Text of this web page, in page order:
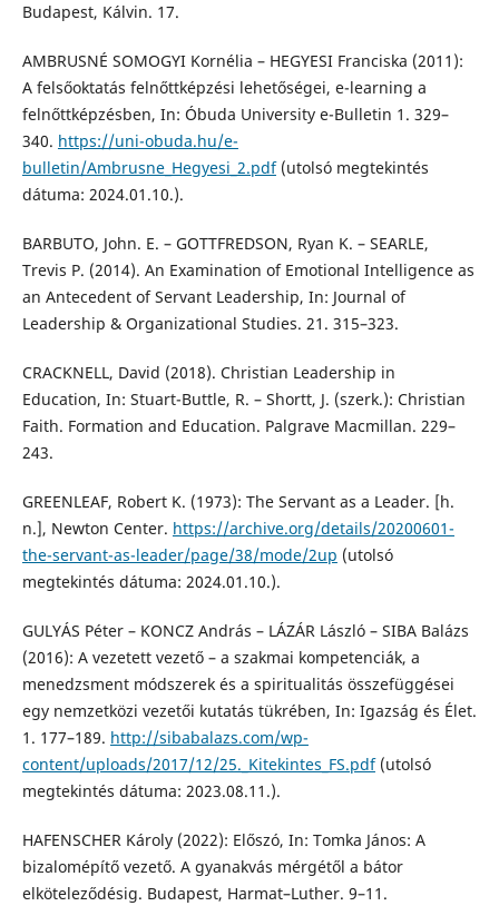
Budapest, Kálvin. 17.
AMBRUSNÉ SOMOGYI Kornélia – HEGYESI Franciska (2011):
A felsőoktatás felnőttképzési lehetőségei, e-learning a
felnőttképzésben, In: Óbuda University e-Bulletin 1. 329–
340. https://uni-obuda.hu/e-
bulletin/Ambrusne_Hegyesi_2.pdf(utolsó megtekintés
dátuma: 2024.01.10.).
BARBUTO, John. E. – GOTTFREDSON, Ryan K. – SEARLE,
Trevis P. (2014). An Examination of Emotional Intelligence as
an Antecedent of Servant Leadership, In: Journal of
Leadership & Organizational Studies. 21. 315–323.
CRACKNELL, David (2018). Christian Leadership in
Education, In: Stuart-Buttle, R. – Shortt, J. (szerk.): Christian
Faith. Formation and Education. Palgrave Macmillan. 229–
243.
GREENLEAF, Robert K. (1973): The Servant as a Leader. [h.
n.], Newton Center. https://archive.org/details/20200601-
the-servant-as-leader/page/38/mode/2up (utolsó
megtekintés dátuma: 2024.01.10.).
GULYÁS Péter – KONCZ András – LÁZÁR László – SIBA Balázs
(2016): A vezetett vezető – a szakmai kompetenciák, a
menedzsment módszerek és a spiritualitás összefüggései
egy nemzetközi vezetői kutatás tükrében, In: Igazság és Élet.
1. 177–189. http://sibabalazs.com/wp-
content/uploads/2017/12/25._Kitekintes_FS.pdf(utolsó
megtekintés dátuma: 2023.08.11.).
HAFENSCHER Károly (2022): Előszó, In: Tomka János: A
bizalomépítő vezető. A gyanakvás mérgétől a bátor
elköteleződésig. Budapest, Harmat–Luther. 9–11.